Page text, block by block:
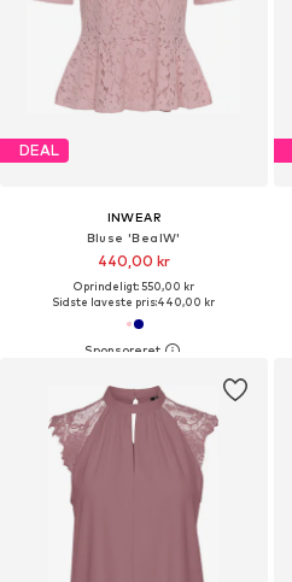
DEAL
INWEAR
Bluse 'BeaIW'
440,00 kr
Oprindeligt: 550,00 kr
Sidste laveste pris:440,00 kr